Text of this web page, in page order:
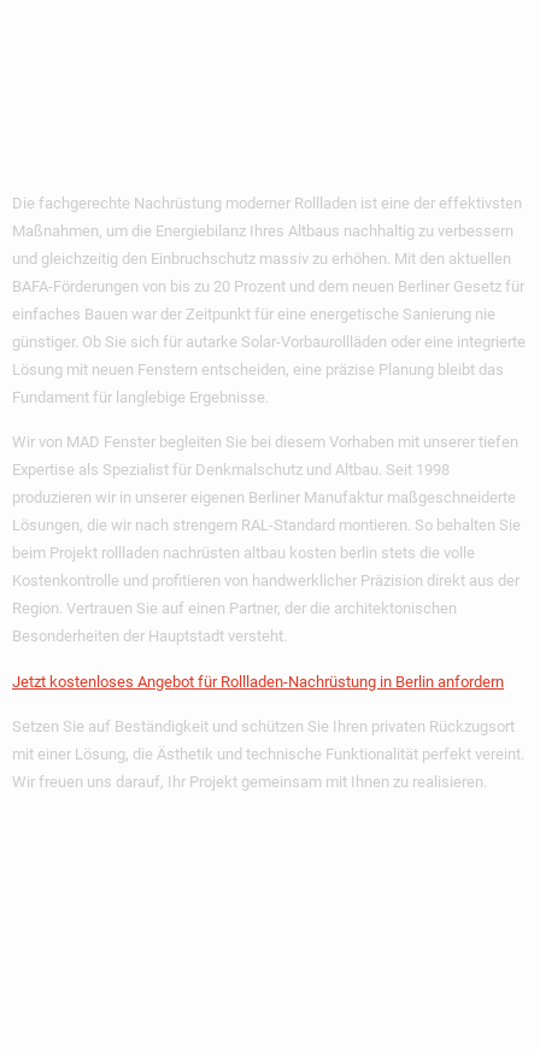
Die fachgerechte Nachrüstung moderner Rollladen ist eine der effektivsten
Maßnahmen, um die Energiebilanz Ihres Altbaus nachhaltig zu verbessern
und gleichzeitig den Einbruchschutz massiv zu erhöhen. Mit den aktuellen
BAFA-Förderungen von bis zu 20 Prozent und dem neuen Berliner Gesetz für
einfaches Bauen war der Zeitpunkt für eine energetische Sanierung nie
günstiger. Ob Sie sich für autarke Solar-Vorbaurollläden oder eine integrierte
Lösung mit neuen Fenstern entscheiden, eine präzise Planung bleibt das
Fundament für langlebige Ergebnisse.
Wir von MAD Fenster begleiten Sie bei diesem Vorhaben mit unserer tiefen
Expertise als Spezialist für Denkmalschutz und Altbau. Seit 1998
produzieren wir in unserer eigenen Berliner Manufaktur maßgeschneiderte
Lösungen, die wir nach strengem RAL-Standard montieren. So behalten Sie
beim Projekt rollladen nachrüsten altbau kosten berlin stets die volle
Kostenkontrolle und profitieren von handwerklicher Präzision direkt aus der
Region. Vertrauen Sie auf einen Partner, der die architektonischen
Besonderheiten der Hauptstadt versteht.
Jetzt kostenloses Angebot für Rollladen-Nachrüstung in Berlin anfordern
Setzen Sie auf Beständigkeit und schützen Sie Ihren privaten Rückzugsort
mit einer Lösung, die Ästhetik und technische Funktionalität perfekt vereint.
Wir freuen uns darauf, Ihr Projekt gemeinsam mit Ihnen zu realisieren.